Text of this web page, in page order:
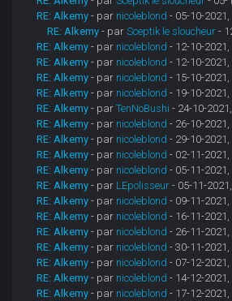
RE: Alkemy - par nicoleblond - 05-10-2021,
RE: Alkemy - parSceptik le sloucheur -
RE: Alkemy - par nicoleblond - 12-10-2021,
RE: Alkemy - par nicoleblond - 12-10-2021,
RE: Alkemy - par nicoleblond - 15-10-2021,
RE: Alkemy - par nicoleblond - 19-10-2021,
RE: Alkemy - parTenNoBushi - 24-10-
RE: Alkemy - par nicoleblond - 26-10-2021,
RE: Alkemy - par nicoleblond - 29-10-2021,
RE: Alkemy - par nicoleblond - 02-11-2021,
RE: Alkemy - par nicoleblond - 05-11-2021,
RE: Alkemy - par LEpolisseur - 05-11-
RE: Alkemy - par nicoleblond - 09-11-2021,
RE: Alkemy - par nicoleblond - 16-11-2021,
RE: Alkemy - par nicoleblond - 26-11-2021,
RE: Alkemy - par nicoleblond - 30-11-2021,
RE: Alkemy - par nicoleblond - 07-12-2021,
RE: Alkemy - par nicoleblond - 14-12-2021,
RE: Alkemy - par nicoleblond - 17-12-2021,